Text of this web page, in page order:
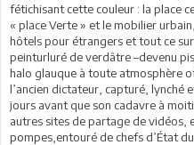
fétichisant cette couleur : la place
« place Verte » et le mobilier
hôtels pour étrangers et tout ce
peinturluré de verdâtre –devenu
halo glauque à toute atmosphère
l’ancien dictateur, capturé, lynché
jours avant que son cadavre à
autres sites de partage de vidéos,
pompes,entouré de chefs d’État